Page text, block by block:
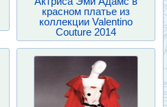
красном платье из
коллекции Valentino
Couture 2014